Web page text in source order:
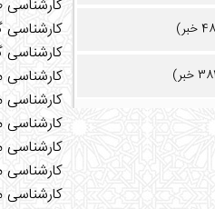
کارشناسی
کارشناسی
کارشناسی
کارشناسی
کارشناسی